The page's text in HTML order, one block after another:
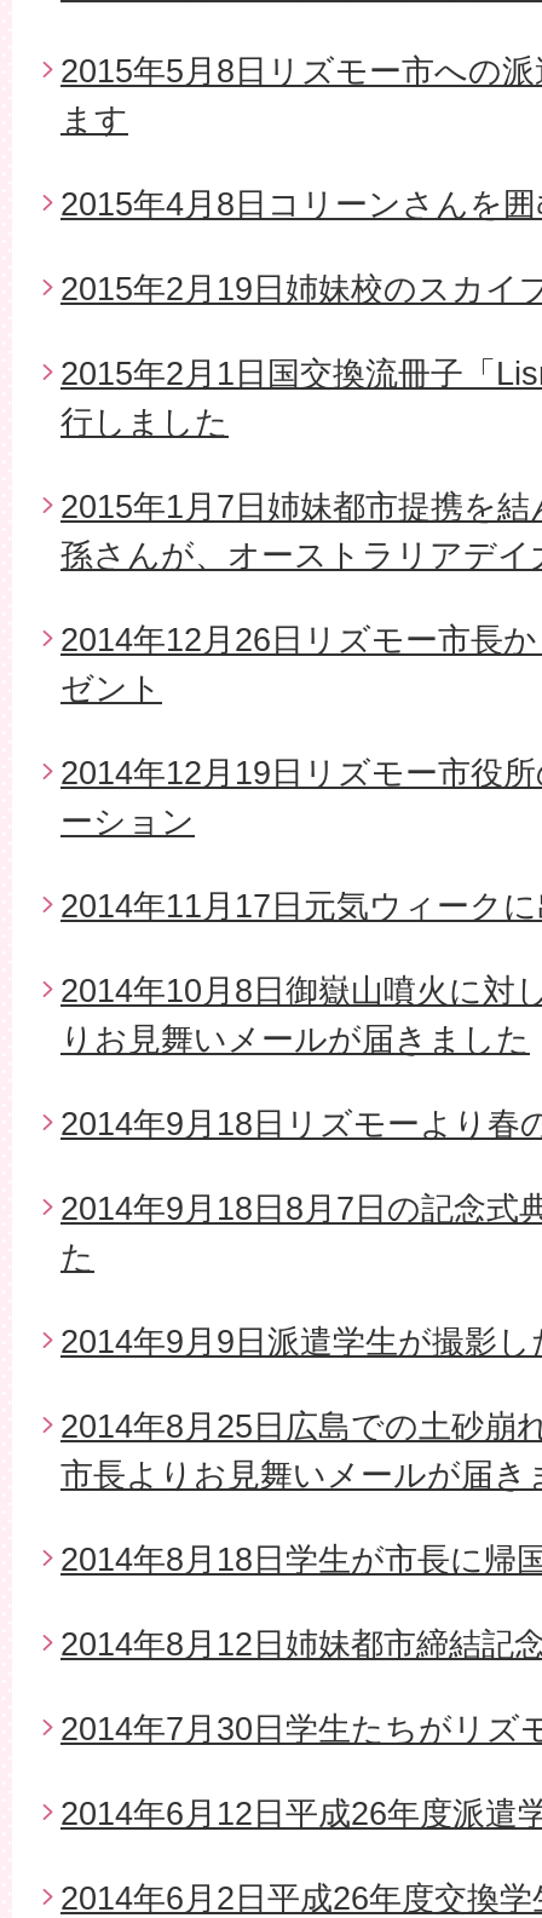
2015年5月8日リズモー市への
ます
2015年4月8日コリーンさんを
2015年2月19日姉妹校のスカイ
2015年2月1日国交換流冊子「
行しました
2015年1月7日姉妹都市提携を
孫さんが、オーストラリアデ
2014年12月26日リズモー市長
ゼント
2014年12月19日リズモー市役
ーション
2014年11月17日元気ウィーク
2014年10月8日御嶽山噴火に対
りお見舞いメールが届きました
2014年9月18日リズモーより春
2014年9月18日8月7日の記念式
た
2014年9月9日派遣学生が撮影し
2014年8月25日広島での土砂崩
市長よりお見舞いメールが届き
2014年8月18日学生が市長に帰
2014年8月12日姉妹都市締結記
2014年7月30日学生たちがリズ
2014年6月12日平成26年度派遣
2014年6月2日平成26年度交換